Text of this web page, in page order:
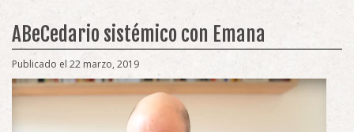
ABeCedario sistémico con Emana
Publicado el 22 marzo, 2019